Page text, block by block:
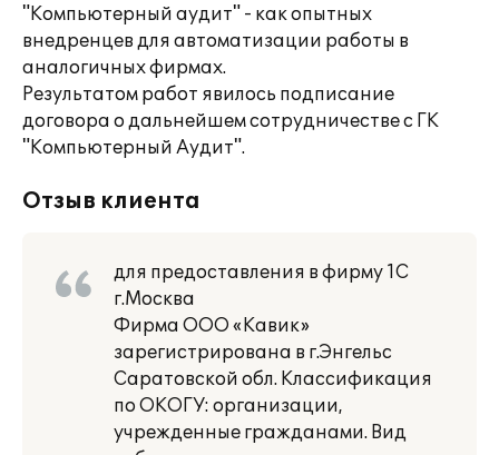
"Компьютерный аудит" - как опытных
внедренцев для автоматизации работы в
аналогичных фирмах.
Результатом работ явилось подписание
договора о дальнейшем сотрудничестве с ГК
"Компьютерный Аудит".
Отзыв клиента
для предоставления в фирму 1С
г.Москва
Фирма ООО «Кавик»
зарегистрирована в г.Энгельс
Саратовской обл. Классификация
по ОКОГУ: организации,
учрежденные гражданами. Вид